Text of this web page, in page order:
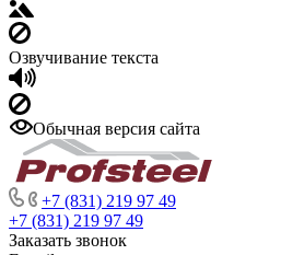
Озвучивание текста
Обычная версия сайта
+7 (831) 219 97 49
+7 (831) 219 97 49
Заказать звонок